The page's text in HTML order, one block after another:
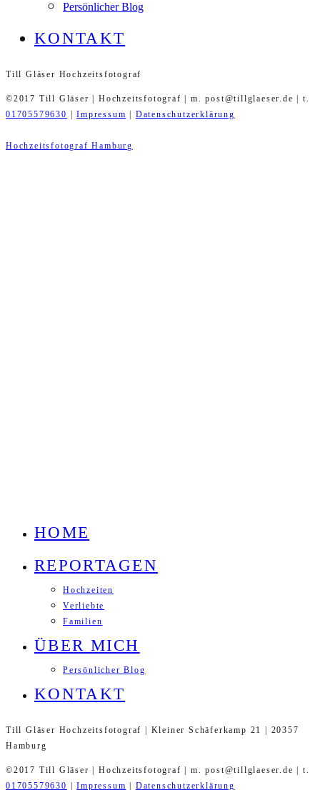
Persönlicher Blog
KONTAKT
Till Gläser Hochzeitsfotograf
©2017 Till Gläser | Hochzeitsfotograf | m. post@tillglaeser.de | t.
01705579630
|Impressum Datenschutzerklärung
Hochzeitsfotograf Hamburg
HOME
REPORTAGEN
Hochzeiten
Verliebte
Familien
ÜBER MICH
Persönlicher Blog
KONTAKT
Till Gläser Hochzeitsfotograf | Kleiner Schäferkamp 21 | 20357
Hamburg
©2017 Till Gläser | Hochzeitsfotograf | m. post@tillglaeser.de | t.
01705579630
|Impressum Datenschutzerklärung